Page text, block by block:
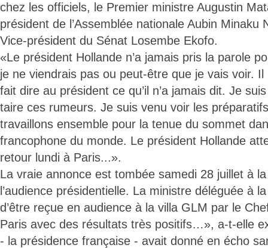
chez les officiels, le Premier ministre Augustin
président de l’Assemblée nationale Aubin Minaku
Vice-président du Sénat Losembe Ekofo.
«Le président Hollande n’a jamais pris la parole
je ne viendrais pas ou peut-être que je vais voir. Il
fait dire au président ce qu’il n’a jamais dit. Je
taire ces rumeurs. Je suis venu voir les
travaillons ensemble pour la tenue du sommet
francophone du monde. Le président Hollande
retour lundi à Paris...».
La vraie annonce est tombée samedi 28 juillet à
l’audience présidentielle. La ministre déléguée à
d’être reçue en audience à la villa GLM par le
Paris avec des résultats très positifs…», a-t-elle
- la présidence française - avait donné en écho